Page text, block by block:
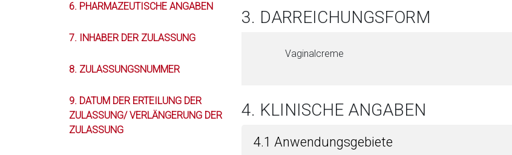
6. PHARMAZEUTISCHE ANGABEN
7. INHABER DER ZULASSUNG
8. ZULASSUNGSNUMMER
9. DATUM DER ERTEILUNG DER
ZULASSUNG/ VERLÄNGERUNG DER
ZULASSUNG
3. DARREICHUNGSFORM
Vaginalcreme
4. KLINISCHE ANGABEN
4.1 Anwendungsgebiete